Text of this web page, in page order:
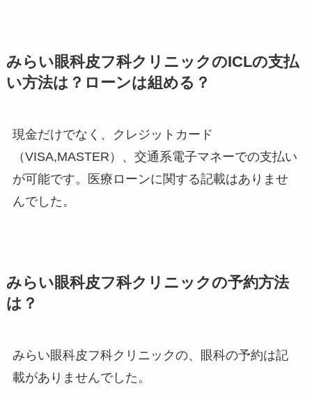
みらい眼科皮フ科クリニックのICLの支払
い方法は？ローンは組める？
現金だけでなく、クレジットカード
（VISA,MASTER）、交通系電子マネーでの支払い
が可能です。医療ローンに関する記載はありませ
んでした。
みらい眼科皮フ科クリニックの予約方法
は？
みらい眼科皮フ科クリニックの、眼科の予約は記
載がありませんでした。